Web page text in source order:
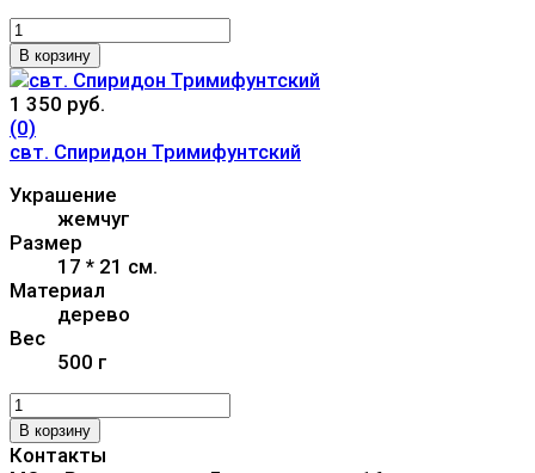
В корзину
1 350 руб.
(0)
свт. Спиридон Тримифунтский
Украшение
жемчуг
Размер
17 * 21 см.
Материал
дерево
Вес
500 г
В корзину
Контакты